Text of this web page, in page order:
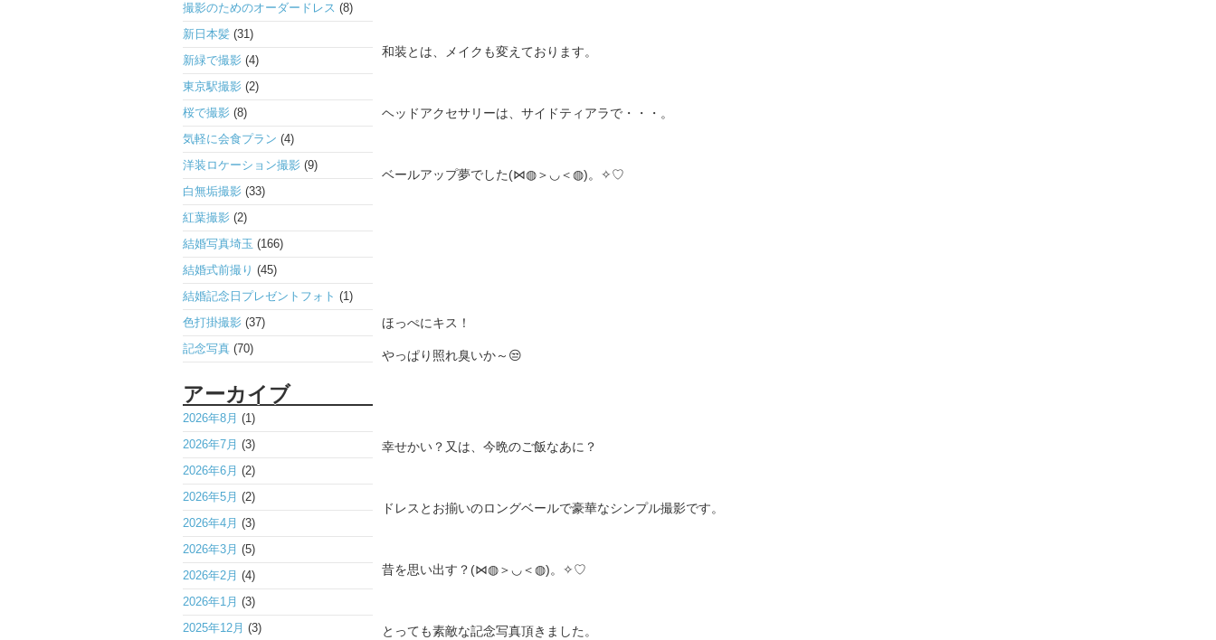
撮影のためのオーダードレス (8)
新日本髪 (31)
新緑で撮影 (4)
東京駅撮影 (2)
桜で撮影 (8)
気軽に会食プラン (4)
洋装ロケーション撮影 (9)
白無垢撮影 (33)
紅葉撮影 (2)
結婚写真埼玉 (166)
結婚式前撮り (45)
結婚記念日プレゼントフォト (1)
色打掛撮影 (37)
記念写真 (70)
アーカイブ
2026年8月 (1)
2026年7月 (3)
2026年6月 (2)
2026年5月 (2)
2026年4月 (3)
2026年3月 (5)
2026年2月 (4)
2026年1月 (3)
2025年12月 (3)
和装とは、メイクも変えております。
ヘッドアクセサリーは、サイドティアラで・・・。
ベールアップ夢でした(⋈◍＞◡＜◍)。✧♡
ほっぺにキス！
やっぱり照れ臭いか～😒
幸せかい？又は、今晩のご飯なあに？
ドレスとお揃いのロングベールで豪華なシンプル撮影です。
昔を思い出す？(⋈◍＞◡＜◍)。✧♡
とっても素敵な記念写真頂きました。